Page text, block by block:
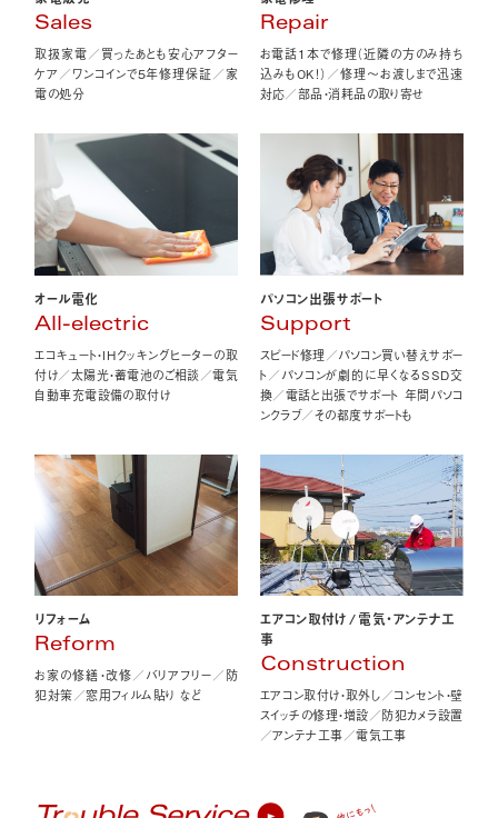
Sales
取扱家電／買ったあとも安心アフター
ケア／ワンコインで5年修理保証／家
電の処分
Repair
お電話1本で修理（近隣の方のみ持ち
込みもOK！）／修理〜お渡しまで迅速
対応／部品・消耗品の取り寄せ
オール電化
All-electric
エコキュート・IHクッキングヒーターの取
付け／太陽光・蓄電池のご相談／電気
自動車充電設備の取付け
パソコン出張サポート
Support
スピード修理／パソコン買い替えサポー
ト／パソコンが劇的に早くなるSSD交
換／電話と出張でサポート 年間パソコ
ンクラブ／その都度サポートも
リフォーム
Reform
お家の修繕・改修／バリアフリー／防
犯対策／窓用フィルム貼り など
エアコン取付け/電気・アンテナ工
事
Construction
エアコン取付け・取外し／コンセント・壁
スイッチの修理・増設／防犯カメラ設置
／アンテナ工事／電気工事